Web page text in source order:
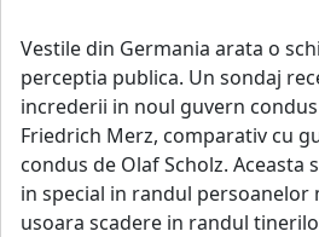
Vestile din Germania arata o
perceptia publica. Un sondaj
increderii in noul guvern
Friedrich Merz, comparativ cu
condus de Olaf Scholz. Aceasta
in special in randul persoanelor
usoara scadere in randul